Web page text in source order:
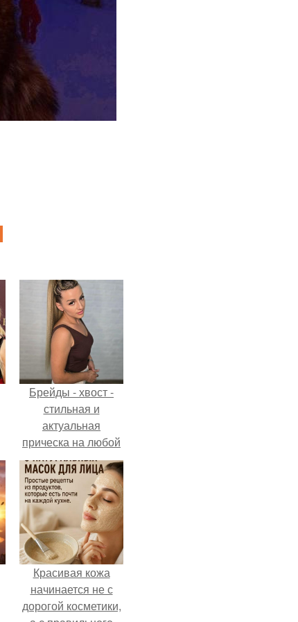
Брейды - хвост -
стильная и
актуальная
прическа на любой
случай.
Красивая кожа
начинается не с
дорогой косметики,